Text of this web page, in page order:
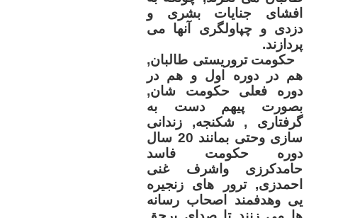
افشای جنایات بشری و
دزدی و چپاولگری آنها می
پردازند.
حکومت تروریستی طالبان,
هم در دوره اول و هم در
دوره فعلی حکومت شان,
بصورت پیهم دست به
گرفتاری , شکنجه, زندانی
سازی وحتی بمانند 20 سال
دوره حکومت فاسد
حامدکرزی واشرف غنی
احمدزی, ترور های زنجیره
یی وهدفمند اصحاب رسانه